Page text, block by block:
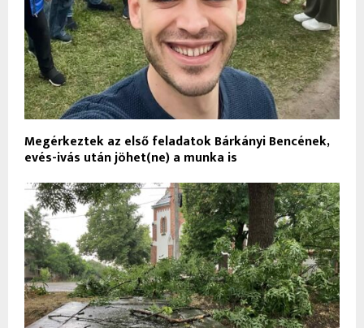
Megérkeztek az első feladatok Bárkányi Bencének,
evés-ivás után jöhet(ne) a munka is